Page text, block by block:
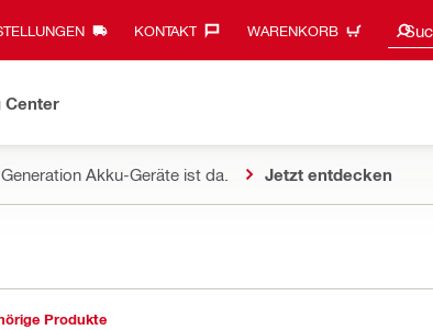
KONTAKT‎ WARENKORB
Center
Akku-Geräte ist da. Jetzt entdecken
Produkte